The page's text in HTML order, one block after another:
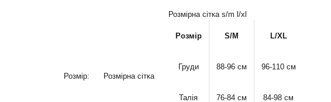
Розмір: Розмірна сітка
Розмірна сітка s/m l/xl
Розмір S/M L/XL
Груди 88-96 см 96-110 см
Талія 76-84 см 84-98см